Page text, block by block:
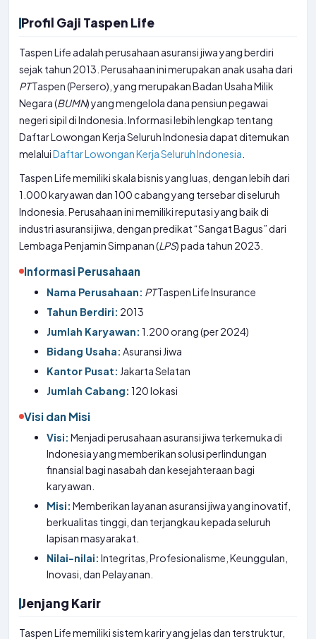
Profil Gaji Taspen Life
Taspen Life adalah perusahaan asuransi jiwa yang berdiri
sejak tahun 2013. Perusahaan ini merupakan anak usaha dari
PTTaspen (Persero), yang merupakan Badan Usaha Milik
Negara (BUMN) yang mengelola dana pensiun pegawai
negeri sipil di Indonesia. Informasi lebih lengkap tentang
Daftar Lowongan Kerja Seluruh Indonesia dapat ditemukan
melaluiDaftar Lowongan Kerja Seluruh Indonesia
Taspen Life memiliki skala bisnis yang luas, dengan lebih dari
1.000 karyawan dan 100 cabang yang tersebar di seluruh
Indonesia. Perusahaan ini memiliki reputasi yang baik di
industri asuransi jiwa, dengan predikat “Sangat Bagus” dari
Lembaga Penjamin Simpanan (LPS) pada tahun 2023.
Informasi Perusahaan
Nama Perusahaan: PTTaspen Life Insurance
Tahun Berdiri: 2013
Jumlah Karyawan: 1.200 orang (per 2024)
Bidang Usaha: Asuransi Jiwa
Kantor Pusat: Jakarta Selatan
Jumlah Cabang: 120 lokasi
Visi dan Misi
Visi: Menjadi perusahaan asuransi jiwa terkemuka di
Indonesia yang memberikan solusi perlindungan
finansial bagi nasabah dan kesejahteraan bagi
karyawan.
Misi: Memberikan layanan asuransi jiwa yang inovatif,
berkualitas tinggi, dan terjangkau kepada seluruh
lapisan masyarakat.
Nilai-nilai: Integritas, Profesionalisme, Keunggulan,
Inovasi, dan Pelayanan.
Jenjang Karir
Taspen Life memiliki sistem karir yang jelas dan terstruktur,